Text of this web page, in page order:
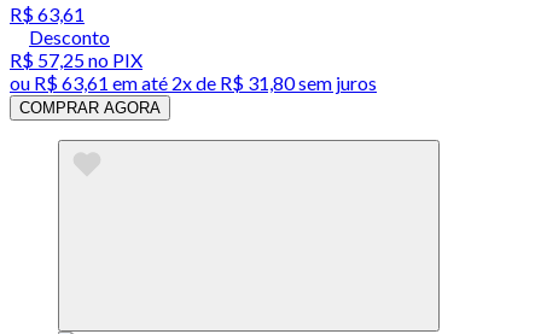
R$ 63,61
Desconto
R$ 57,25no PIX
ou R$ 63,61 em até 2x de R$ 31,80 sem juros
COMPRAR AGORA